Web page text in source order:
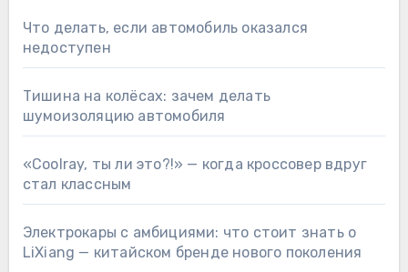
Что делать, если автомобиль оказался
недоступен
Тишина на колёсах: зачем делать
шумоизоляцию автомобиля
«Coolray, ты ли это?!» — когда кроссовер вдруг
стал классным
Электрокары с амбициями: что стоит знать о
LiXiang — китайском бренде нового поколения